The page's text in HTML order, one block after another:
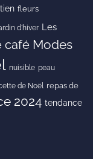
fleurs
d'hiver Les
café Modes
nuisible peau
de Noël repas de
2024 tendance